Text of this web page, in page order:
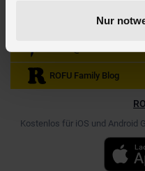
Nur
Werde unser Fan auf
ROFU Family Blog
Kostenlos für iOS und Android